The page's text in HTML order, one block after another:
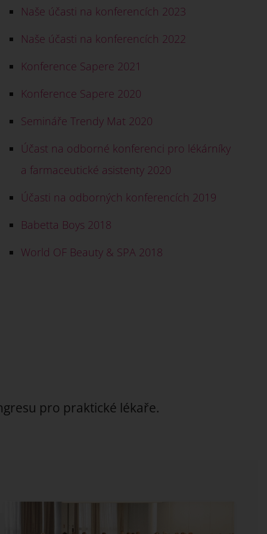
Naše účasti na konferencích 2023
Naše účasti na konferencích 2022
Konference Sapere 2021
Konference Sapere 2020
Semináře Trendy Mat 2020
Účast na odborné konferenci pro lékárníky
a farmaceutické asistenty 2020
Účasti na odborných konferencích 2019
Babetta Boys 2018
World OF Beauty & SPA 2018
pro praktické lékaře.